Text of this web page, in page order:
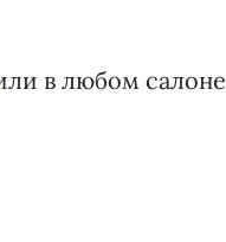
в любом салоне